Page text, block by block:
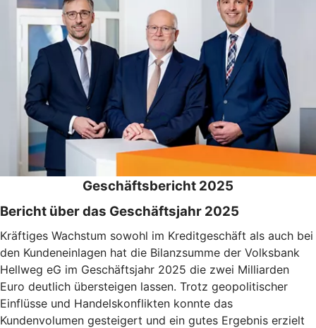
Geschäftsbericht 2025
Bericht über das Geschäftsjahr 2025
Kräftiges Wachstum sowohl im Kreditgeschäft als auch bei
den Kundeneinlagen hat die Bilanzsumme der Volksbank
Hellweg eG im Geschäftsjahr 2025 die zwei Milliarden
Euro deutlich übersteigen lassen. Trotz geopolitischer
Einflüsse und Handelskonflikten konnte das
Kundenvolumen gesteigert und ein gutes Ergebnis erzielt